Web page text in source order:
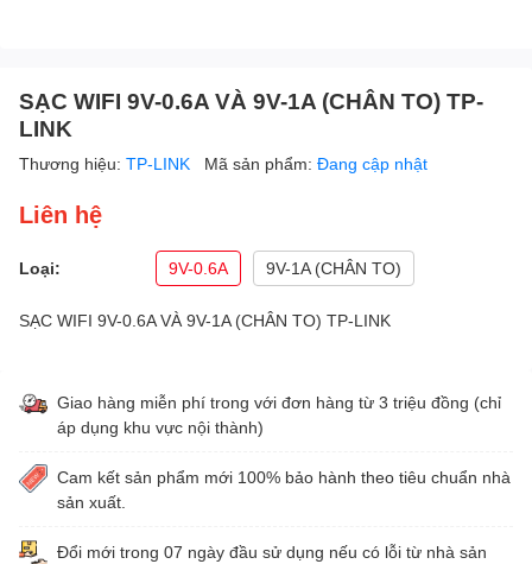
SẠC WIFI 9V-0.6A VÀ 9V-1A (CHÂN TO) TP-
LINK
Thương hiệu: TP-LINK Mã sản phẩm: Đang cập nhật
Liên hệ
Loại: 9V-0.6A 9V-1A (CHÂN TO)
SẠC WIFI 9V-0.6A VÀ 9V-1A (CHÂN TO) TP-LINK
Giao hàng miễn phí trong với đơn hàng từ 3 triệu đồng (chỉ
áp dụng khu vực nội thành)
Cam kết sản phẩm mới 100% bảo hành theo tiêu chuẩn nhà
sản xuất.
Đổi mới trong 07 ngày đầu sử dụng nếu có lỗi từ nhà sản